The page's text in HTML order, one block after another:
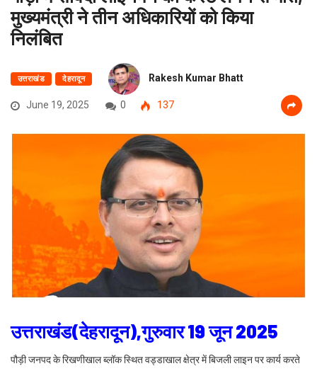
मुख्यमंत्री ने तीन अधिकारियों को किया
निलंबित
उत्तराखंड देहरादून Rakesh Kumar Bhatt
June 19, 2025 0 137
उत्तराखंड(देहरादून),गुरुवार 19 जून 2025
पौड़ी जनपद के रिखणीखाल ब्लॉक स्थित वड्डाखाल क्षेत्र में बिजली लाइन पर कार्य करते